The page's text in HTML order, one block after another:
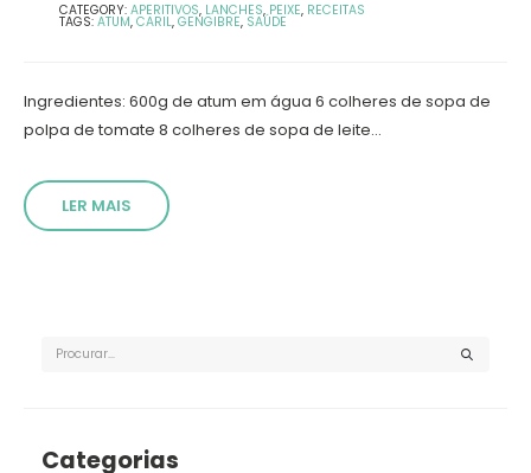
CATEGORY: APERITIVOS, LANCHES,PEIXE, RECEITAS
TAGS: ATUM, CARIL, GENGIBRE, SAÚDE
Ingredientes: 600g de atum em água 6 colheres de sopa de
polpa de tomate 8 colheres de sopa de leite...
LER MAIS
Categorias